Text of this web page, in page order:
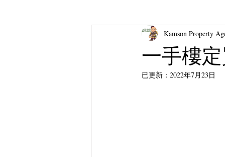
一手樓
Kamson Property
已更新： 2022年7月23日